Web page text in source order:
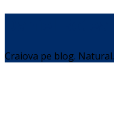
Craiova pe blog. Natural.